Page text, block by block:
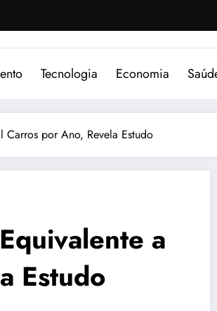
Tecnologia Economia
por Ano, Revela Estudo
a
Estudo